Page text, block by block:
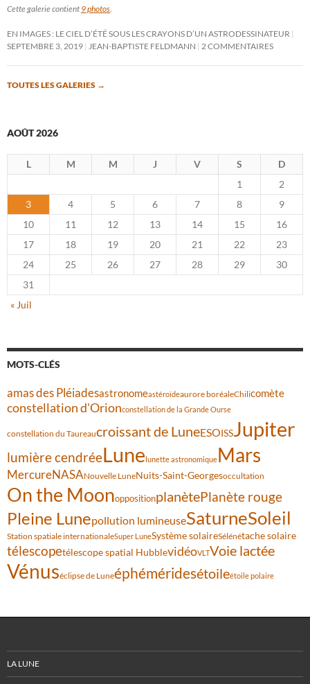
Cette galerie contient 9 photos.
EN IMAGES : LE CIEL D’ÉTÉ SOUS LES CRAYONS D’UN ASTRODESSINATEUR
SEPTEMBRE 3, 2019 JEAN-BAPTISTE FELDMANN 2 COMMENTAIRES
TOUTES LES GALERIES →
AOÛT 2026
L M M J V S
D
1
2
3
4 5 6 7 8
9
10
11 12 13 14 15
16
17
18 19 20 21 22
23
24
25 26 27 28 29
30
31
« Juil
MOTS-CLÉS
amas des Pléiadesastronomeastéroïdeaurore boréaleChilicomète
constellation d'Orionconstellation de la Grande Ourse
constellation du Taureaucroissant de LuneESOISSJupiter
lumière cendréeLune lunette astronomiqueMars
MercureNASANouvelle LuneNuits-Saint-Georgesoccultation
On the MoonoppositionplanètePlanète rouge
Pleine Lunepollution lumineuseSaturneSoleil
Station spatiale internationaleSuper LuneSystème solaireSélénétache solaire
télescopetélescope spatial HubblevidéoVLTVoie lactée
Vénuséclipse de Luneéphéméridesétoileétoile polaire
LA LUNE